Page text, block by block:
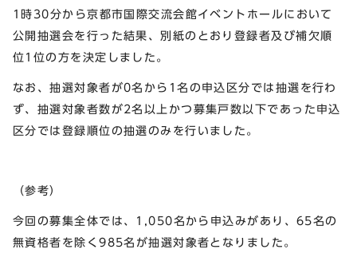
1時30分から京都市国際交流会館イベントホールにおいて
公開抽選会を行った結果、別紙のとおり登録者及び補欠順
位1位の方を決定しました。
なお、抽選対象者が0名から1名の申込区分では抽選を行わ
ず、抽選対象者数が2名以上かつ募集戸数以下であった申込
区分では登録順位の抽選のみを行いました。
（参考）
今回の募集全体では、1,050名から申込みがあり、65名の
無資格者を除く985名が抽選対象者となりました。